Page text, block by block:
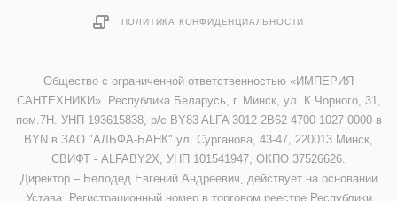
ПОЛИТИКА КОНФИДЕНЦИАЛЬНОСТИ
Общество с ограниченной ответственностью «ИМПЕРИЯ
САНТЕХНИКИ». Республика Беларусь, г. Минск, ул. К.Чорного, 31,
пом.7Н. УНП 193615838, р/с BY83 ALFA 3012 2B62 4700 1027 0000 в
BYN в ЗАО "АЛЬФА-БАНК" ул. Сурганова, 43-47, 220013 Минск,
СВИФТ - ALFABY2X, УНП 101541947, ОКПО 37526626.
Директор – Белодед Евгений Андреевич, действует на основании
Устава. Регистрационный номер в торговом реестре Республики